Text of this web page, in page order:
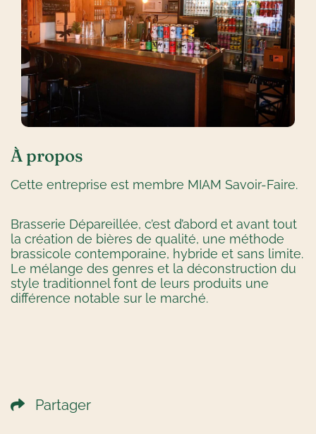
À propos
Cette entreprise est membre MIAM Savoir-Faire.
Brasserie Dépareillée, c’est d’abord et avant tout
la création de bières de qualité, une méthode
brassicole contemporaine, hybride et sans limite.
Le mélange des genres et la déconstruction du
style traditionnel font de leurs produits une
différence notable sur le marché.
Partager